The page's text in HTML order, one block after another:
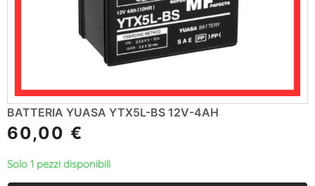
BATTERIA YUASA YTX5L-BS 12V-4AH
60,00 €
Solo 1 pezzi disponibili